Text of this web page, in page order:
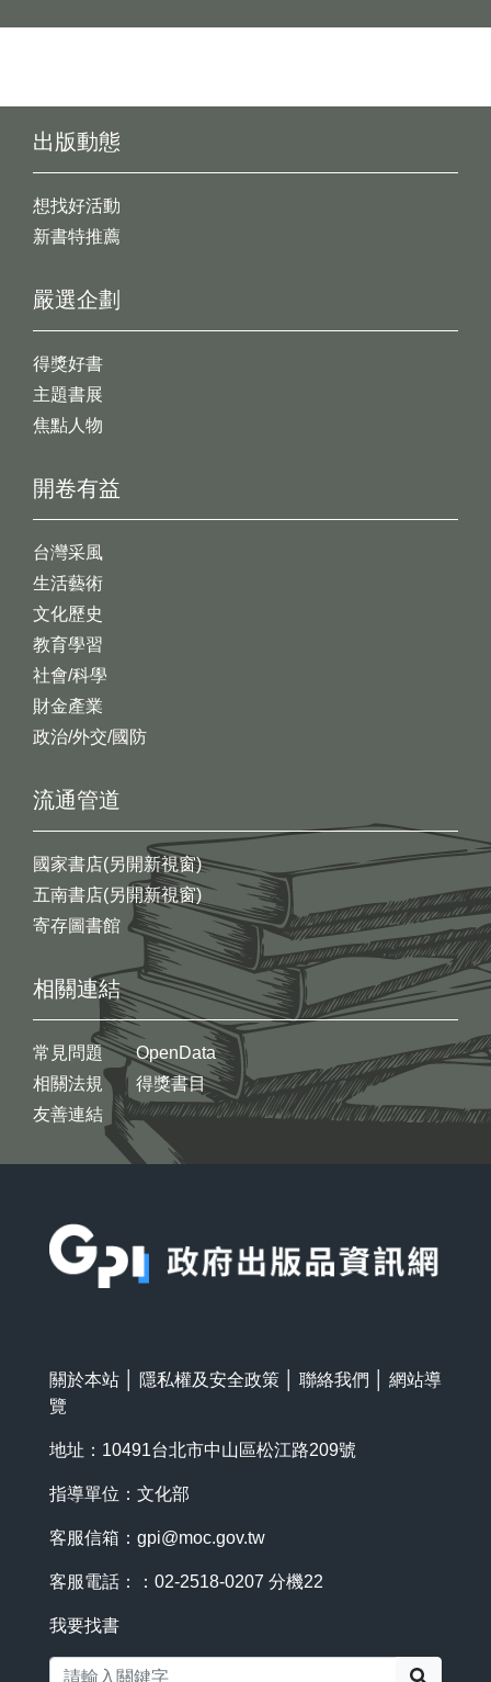
出版動態
想找好活動
新書特推薦
開卷有益
台灣采風
生活藝術
文化歷史
教育學習
社會/科學
財金產業
政治/外交/國防
嚴選企劃
得獎好書
主題書展
焦點人物
流通管道
國家書店(另開新視窗)
五南書店(另開新視窗)
寄存圖書館
相關連結
常見問題
相關法規
友善連結
OpenData
得獎書目
關於本站 隱私權及安全政策 聯絡我們
網站導
覽
地址：10491台北市中山區松江路209號
指導單位：文化部
客服信箱： gpi@moc.gov.tw
客服電話：：02-2518-0207 分機22
我要找書